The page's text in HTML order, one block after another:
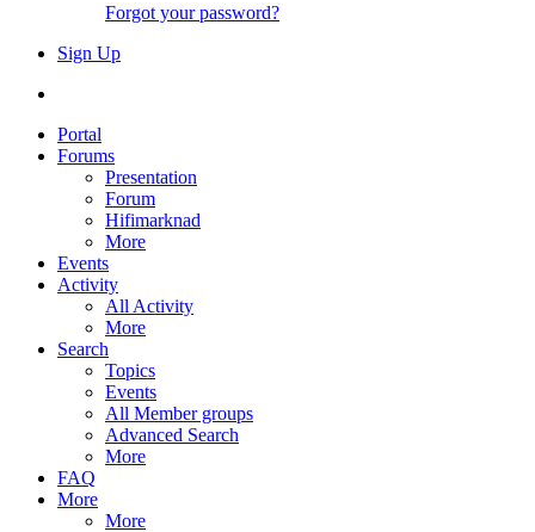
Forgot your password?
Sign Up
Portal
Forums
Presentation
Forum
Hifimarknad
More
Events
Activity
All Activity
More
Search
Topics
Events
All Member groups
Advanced Search
More
FAQ
More
More